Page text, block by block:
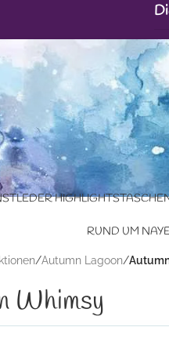
HIGHLIGHTS
RUND UM
/Autumn Lagoon/
Whimsy